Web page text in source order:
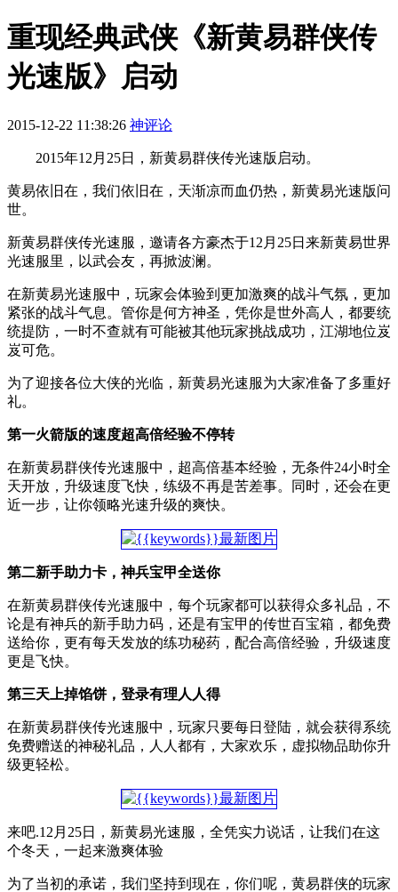
重现经典武侠《新黄易群侠传
光速版》启动
2015-12-22 11:38:26 神评论
2015年12月25日，新黄易群侠传光速版启动。
黄易依旧在，我们依旧在，天渐凉而血仍热，新黄易光速版问
世。
新黄易群侠传光速服，邀请各方豪杰于12月25日来新黄易世界
光速服里，以武会友，再掀波澜。
在新黄易光速服中，玩家会体验到更加激爽的战斗气氛，更加
紧张的战斗气息。管你是何方神圣，凭你是世外高人，都要统
统提防，一时不查就有可能被其他玩家挑战成功，江湖地位岌
岌可危。
为了迎接各位大侠的光临，新黄易光速服为大家准备了多重好
礼。
第一火箭版的速度超高倍经验不停转
在新黄易群侠传光速服中，超高倍基本经验，无条件24小时全
天开放，升级速度飞快，练级不再是苦差事。同时，还会在更
近一步，让你领略光速升级的爽快。
第二新手助力卡，神兵宝甲全送你
在新黄易群侠传光速服中，每个玩家都可以获得众多礼品，不
论是有神兵的新手助力码，还是有宝甲的传世百宝箱，都免费
送给你，更有每天发放的练功秘药，配合高倍经验，升级速度
更是飞快。
第三天上掉馅饼，登录有理人人得
在新黄易群侠传光速服中，玩家只要每日登陆，就会获得系统
免费赠送的神秘礼品，人人都有，大家欢乐，虚拟物品助你升
级更轻松。
来吧.12月25日，新黄易光速服，全凭实力说话，让我们在这
个冬天，一起来激爽体验
为了当初的承诺，我们坚持到现在，你们呢，黄易群侠的玩家